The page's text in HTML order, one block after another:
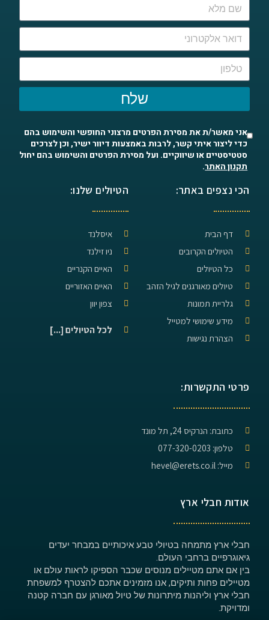
שלח
אני מאשר/ת את מסירת הפרטים מרצוני החופשי והשימוש בהם
כדי ליצור איתי קשר, לרבות באמצעות דיוור ישיר, וכן לצרכים
סטטיסטיים או שיווקיים. ועל מסירת הפרטים והשימוש בהם יחול
תקנון האתר.
הכי נצפים באתר:
דף הבית
הטיולים הקרובים
כל הטיולים
טיולים מאורגנים לגיל הזהב
גלריית תמונות
מידע שימושי למטייל
הצהרת נגישות
הטיולים שלנו:
איסלנד
ניו זילנד
האיים הקנריים
האיים האזוריים
צפון יוון
לכל הטיולים [...]
פרטי התקשרות:
כתובת: הנרקיס 24, תל מונד
טלפון: 077-320-0203
מייל: hevel@erets.co.il
אודות חבלי ארץ
חבלי ארץ מתמחה בטיולי טבע איכותיים במבחר יעדים
גיאוגרפיים ברחבי העולם.
בין אם אתם מטיילים מנוסים שכבר הספיקו לראות עולם או
מטיילים פחות ותיקים, אנו מזמינים אתכם להצטרף למשפחת
חבלי ארץ וליהנות מיתרונות של טיול מאורגן עם חברה קטנה
ומדויקת.